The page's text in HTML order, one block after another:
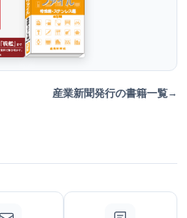
産業新聞発行の書籍一覧